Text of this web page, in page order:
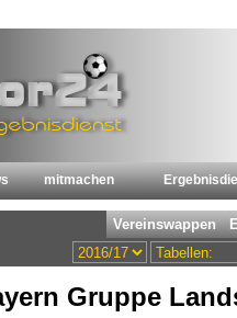
mitmachen
Gruppe